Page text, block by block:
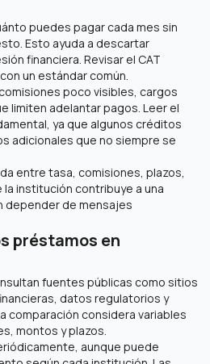
puedes pagar cada mes sin
Esto ayuda a descartar
financiera. Revisar el CAT
un estándar común.
poco visibles, cargos
limiten adelantar pagos. Leer el
ya que algunos créditos
adicionales que no siempre se
entre tasa, comisiones, plazos,
institución contribuye a una
depender de mensajes
préstamos en
fuentes públicas como sitios
datos regulatorios y
comparación considera variables
montos y plazos.
aunque puede